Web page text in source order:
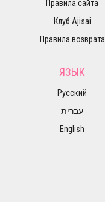
Правила сайта
Клуб Ajisai
Правила возврата
ЯЗЫК
Русский
עברית
English